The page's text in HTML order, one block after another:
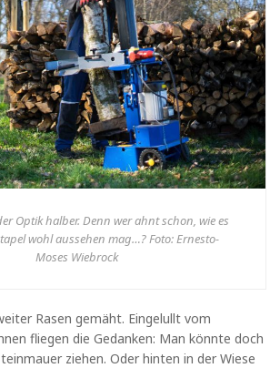
Optik halber. Denn wer ahnt schon, wie es
wohl aussehen mag…? Foto: Ernesto-
Moses Wiebrock
Rasen gemäht. Eingelullt vom
fliegen die Gedanken: Man könnte doch
ziehen. Oder hinten in der Wiese